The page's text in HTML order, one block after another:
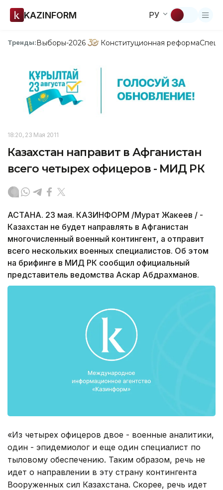
KAZINFORM РУ
Тренды:Выборы-2026 Конституционная реформа
18:20, 23 Мая 2011
Казахстан направит в Афганистан
всего четырех офицеров - МИД РК
АСТАНА. 23 мая. КАЗИНФОРМ /Мурат Жакеев / -
Казахстан не будет направлять в Афганистан
многочисленный военный контингент, а отправит
всего нескольких военных специалистов. Об этом
на брифинге в МИД РК сообщил официальный
представитель ведомства Аскар Абдрахманов.
«Из четырех офицеров двое - военные аналитики,
один - эпидемиолог и еще один специалист по
тыловому обеспечению. Таким образом, речь не
идет о направлении в эту страну контингента
Вооруженных сил Казахстана. Скорее, речь идет